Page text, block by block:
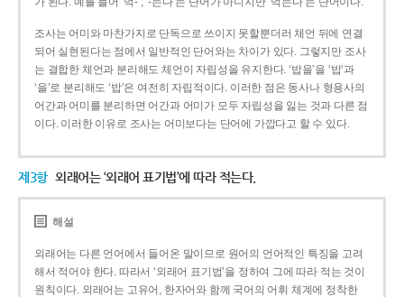
조사는 어미와 마찬가지로 단독으로 쓰이지 못할뿐더러 체언 뒤에 연결
되어 실현된다는 점에서 일반적인 단어와는 차이가 있다. 그렇지만 조사
는 결합한 체언과 분리해도 체언이 자립성을 유지한다. ‘밥을’을 ‘밥’과
‘을’로 분리해도 ‘밥’은 여전히 자립적이다. 이러한 점은 동사나 형용사의
어간과 어미를 분리하면 어간과 어미가 모두 자립성을 잃는 것과 다른 점
이다. 이러한 이유로 조사는 어미보다는 단어에 가깝다고 할 수 있다.
제3항 외래어는 ‘외래어 표기법’에 따라 적는다.
해설
외래어는 다른 언어에서 들어온 말이므로 원어의 언어적인 특징을 고려
해서 적어야 한다. 따라서 ‘외래어 표기법’을 정하여 그에 따라 적는 것이
원칙이다. 외래어는 고유어, 한자어와 함께 국어의 어휘 체계에 정착한